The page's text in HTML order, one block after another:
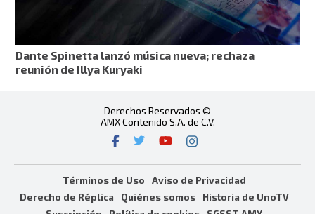
Dante Spinetta lanzó música nueva; rechaza
reunión de Illya Kuryaki
Derechos Reservados ©
AMX Contenido S.A. de C.V.
Términos de Uso
Aviso de Privacidad
Derecho de Réplica
Quiénes somos
Historia de UnoTV